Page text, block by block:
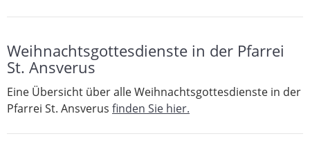
Weihnachtsgottesdienste in der Pfarrei
St. Ansverus
Eine Übersicht über alle Weihnachtsgottesdienste in der
Pfarrei St. Ansverus finden Sie hier.